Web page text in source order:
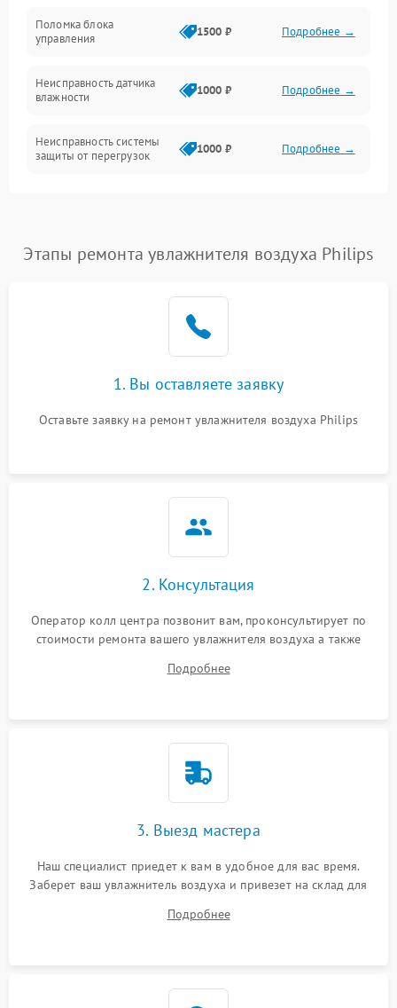
Датчики
Поломка блока
управления
1500 ₽ Подробнее →
Неисправность датчика
влажности
1000 ₽ Подробнее →
Неисправность системы
защиты от перегрузок
1000 ₽ Подробнее →
1000 ₽
Повреждение системы
перенапряжения
1000 ₽
1300 ₽
Этапы ремонта увлажнителя воздуха Philips
1. Вы оставляете заявку
Оставьте заявку на ремонт увлажнителя воздуха Philips
2. Консультация
Оператор колл центра позвонит вам, проконсультирует по
стоимости ремонта вашего увлажнителя воздуха а также
Подробнее
3. Выезд мастера
Наш специалист приедет к вам в удобное для вас время.
Заберет ваш увлажнитель воздуха и привезет на склад для
Подробнее